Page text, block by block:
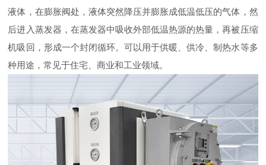
液体，在膨胀阀处，液体突然降压并膨胀成低温低压的气体，然
后进入蒸发器，在蒸发器中吸收外部低温热源的热量，再被压缩
机吸回，形成一个封闭循环。可以用于供暖、供冷、制热水等多
种用途，常见于住宅、商业和工业领域。